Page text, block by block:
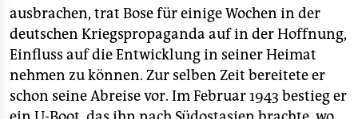
ausbrachen, trat Bose für einige Wochen in der
deutschen Kriegspropaganda auf in der Hoffnung,
Einfluss auf die Entwicklung in seiner Heimat
nehmen zu können. Zur selben Zeit bereitete er
schon seine Abreise vor. Im Februar 1943 bestieg er